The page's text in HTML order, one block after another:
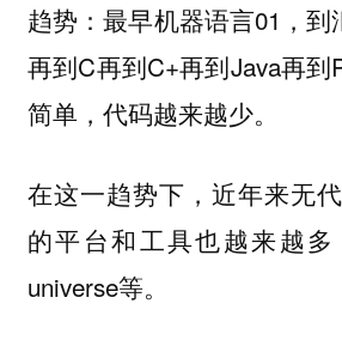
趋势：最早机器语言01，
再到C再到C+再到Java再到
简单，代码越来越少。
在这一趋势下，近年来无
的平台和工具也越来越多
universe等。